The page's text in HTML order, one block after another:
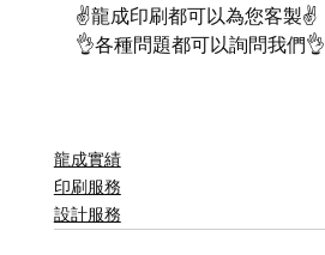
✌龍成印刷都可以為您客製✌
👌各種問題都可以詢問我們👌
龍成實績
印刷服務
設計服務